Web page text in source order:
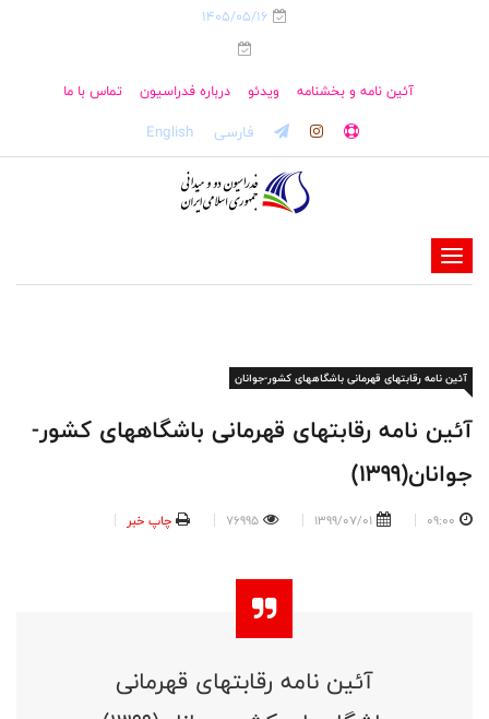
1405/05/16
آئین نامه و بخشنامه ویدئو درباره فدراسیون تماس با ما
فارسی English
-
-
-
آئین نامه رقابتهای قهرمانی باشگاههای کشور-جوانان
آئین نامه رقابتهای قهرمانی باشگاههای کشور-
جوانان(1399)
09:00
1399/07/01
76995 چاپ خبر
آئین نامه رقابتهای قهرمانی